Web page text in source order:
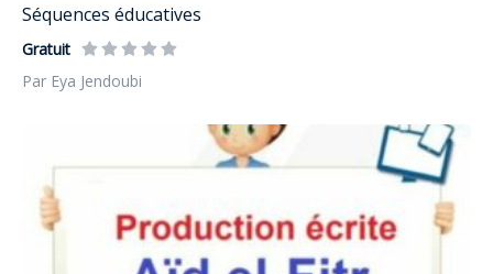
Séquences éducatives
Gratuit
Par Eya Jendoubi